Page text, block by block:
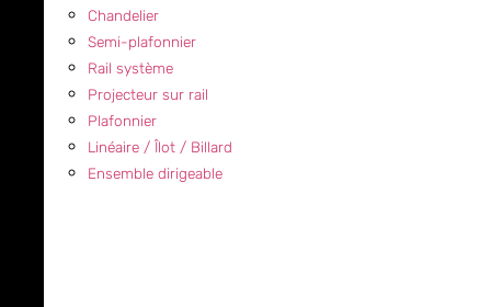
Chandelier
Semi-plafonnier
Rail système
Projecteur sur rail
Plafonnier
Linéaire / Îlot / Billard
Ensemble dirigeable